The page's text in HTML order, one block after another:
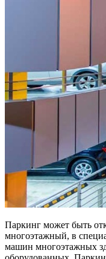
Паркинг может быть
многоэтажный, в
машин многоэтажных